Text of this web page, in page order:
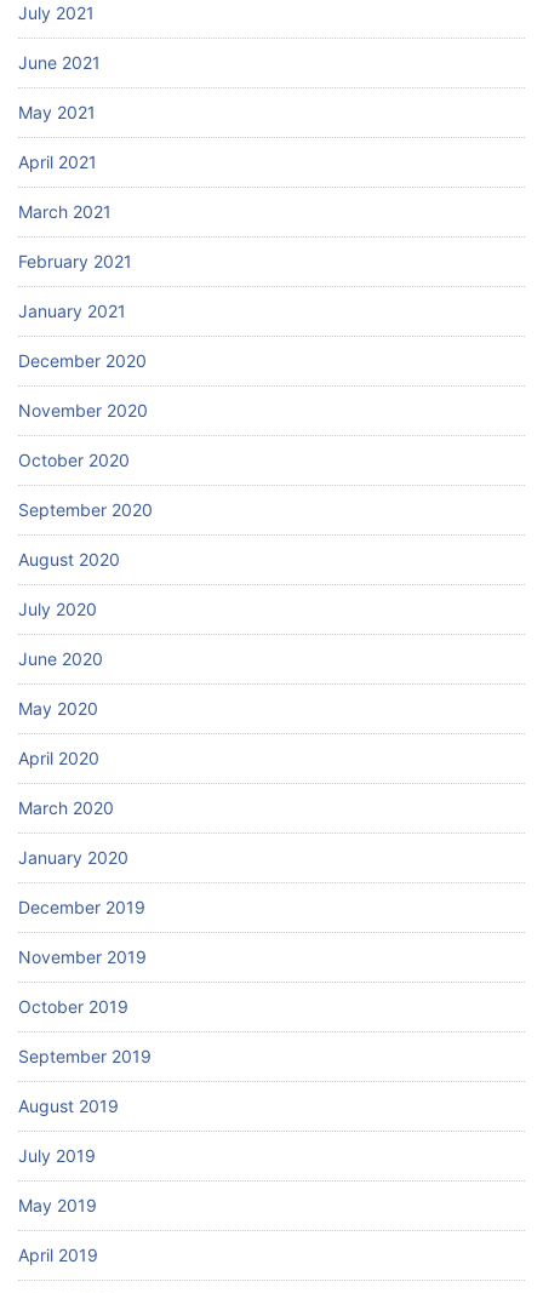
July 2021
June 2021
May 2021
April 2021
March 2021
February 2021
January 2021
December 2020
November 2020
October 2020
September 2020
August 2020
July 2020
June 2020
May 2020
April 2020
March 2020
January 2020
December 2019
November 2019
October 2019
September 2019
August 2019
July 2019
May 2019
April 2019